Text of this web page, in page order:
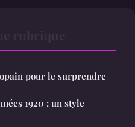
pour le surprendre
1920 : un style